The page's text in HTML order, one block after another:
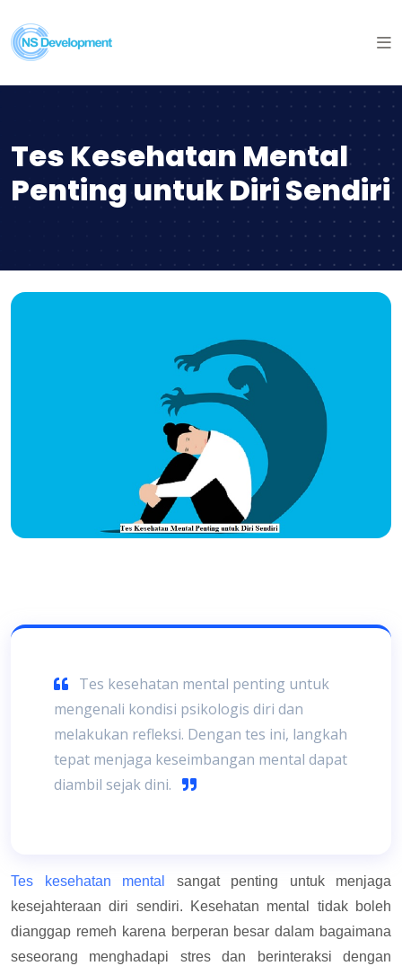
Tes Kesehatan Mental
Penting untuk Diri Sendiri
Tes kesehatan mental penting untuk
mengenali kondisi psikologis diri dan
melakukan refleksi. Dengan tes ini, langkah
tepat menjaga keseimbangan mental dapat
diambil sejak dini.
Tes kesehatan mental
sangat penting untuk menjaga
kesejahteraan diri sendiri. Kesehatan mental tidak boleh
dianggap remeh karena berperan besar dalam bagaimana
seseorang menghadapi stres dan berinteraksi dengan